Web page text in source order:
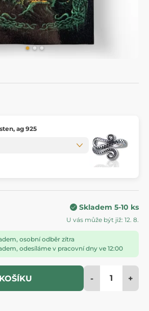
ag 925
Skladem 5-10 ks
U vás může být již: 12. 8.
osobní odběr zítra
odesíláme v pracovní dny ve 12:00
- +